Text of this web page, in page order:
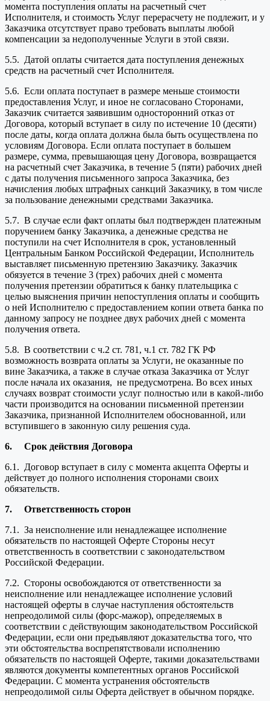
момента поступления оплаты на расчетный счет
Исполнителя, и стоимость Услуг перерасчету не подлежит, и у
Заказчика отсутствует право требовать выплаты любой
компенсации за недополученные Услуги в этой связи.
5.5. Датой оплаты считается дата поступления денежных
средств на расчетный счет Исполнителя.
5.6. Если оплата поступает в размере меньше стоимости
предоставления Услуг, и иное не согласовано Сторонами,
Заказчик считается заявившим односторонний отказ от
Договора, который вступает в силу по истечение 10 (десяти)
после даты, когда оплата должна была быть осуществлена по
условиям Договора. Если оплата поступает в большем
размере, сумма, превышающая цену Договора, возвращается
на расчетный счет Заказчика, в течение 5 (пяти) рабочих дней
с даты получения письменного запроса Заказчика, без
начисления любых штрафных санкций Заказчику, в том числе
за пользование денежными средствами Заказчика.
5.7. В случае если факт оплаты был подтвержден платежным
поручением банку Заказчика, а денежные средства не
поступили на счет Исполнителя в срок, установленный
Центральным Банком Российской Федерации, Исполнитель
выставляет письменную претензию Заказчику. Заказчик
обязуется в течение 3 (трех) рабочих дней с момента
получения претензии обратиться к банку плательщика с
целью выяснения причин непоступления оплаты и сообщить
о ней Исполнителю с предоставлением копии ответа банка по
данному запросу не позднее двух рабочих дней с момента
получения ответа.
5.8. В соответствии с ч.2 ст. 781, ч.1 ст. 782 ГК РФ
возможность возврата оплаты за Услуги, не оказанные по
вине Заказчика, а также в случае отказа Заказчика от Услуг
после начала их оказания, не предусмотрена. Во всех иных
случаях возврат стоимости услуг полностью или в какой-либо
части производится на основании письменной претензии
Заказчика, признанной Исполнителем обоснованной, или
вступившего в законную силу решения суда.
6. Срок действия Договора
6.1. Договор вступает в силу с момента акцепта Оферты и
действует до полного исполнения сторонами своих
обязательств.
7. Ответственность сторон
7.1. За неисполнение или ненадлежащее исполнение
обязательств по настоящей Оферте Стороны несут
ответственность в соответствии с законодательством
Российской Федерации.
7.2. Стороны освобождаются от ответственности за
неисполнение или ненадлежащее исполнение условий
настоящей оферты в случае наступления обстоятельств
непреодолимой силы (форс-мажор), определяемых в
соответствии с действующим законодательством Российской
Федерации, если они предъявляют доказательства того, что
эти обстоятельства воспрепятствовали исполнению
обязательств по настоящей Оферте, такими доказательствами
являются документы компетентных органов Российской
Федерации. С момента устранения обстоятельств
непреодолимой силы Оферта действует в обычном порядке.